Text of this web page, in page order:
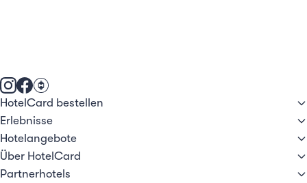
HotelCard bestellen
Erlebnisse
Hotelangebote
Über HotelCard
Partnerhotels